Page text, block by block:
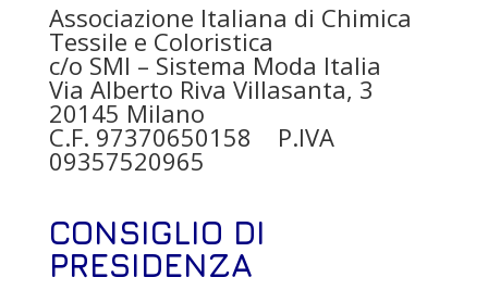
Associazione Italiana di Chimica
Tessile e Coloristica
c/o SMI – Sistema Moda Italia
Via Alberto Riva Villasanta, 3
20145 Milano
C.F. 97370650158 P.IVA
09357520965
CONSIGLIO DI
PRESIDENZA